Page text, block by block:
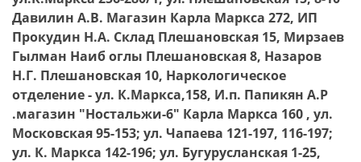
Давилин А.В. Магазин Карла Маркса 272, ИП
Прокудин Н.А. Склад Плешановская 15, Мирзаев
Гылман Наиб оглы Плешановская 8, Назаров
Н.Г. Плешановская 10, Наркологическое
отделение - ул. К.Маркса,158, И.п. Папикян А.Р
.магазин "Ностальжи-6" Карла Маркса 160 , ул.
Московская 95-153; ул. Чапаева 121-197, 116-197;
ул. К. Маркса 142-196; ул. Бугурусланская 1-25,